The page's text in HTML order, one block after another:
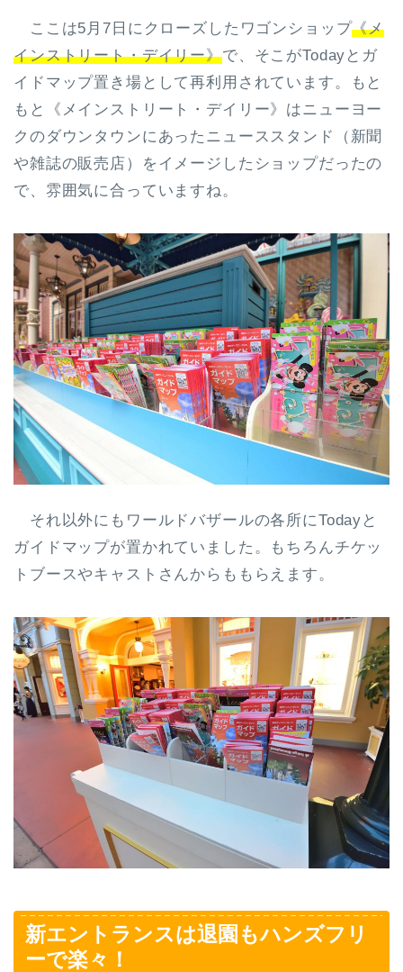
ここは5月7日にクローズしたワゴンショップ《メ
インストリート・デイリー》で、そこがTodayとガ
イドマップ置き場として再利用されています。もと
もと《メインストリート・デイリー》はニューヨー
クのダウンタウンにあったニューススタンド（新聞
や雑誌の販売店）をイメージしたショップだったの
で、雰囲気に合っていますね。
それ以外にもワールドバザールの各所にTodayと
ガイドマップが置かれていました。もちろんチケッ
トブースやキャストさんからももらえます。
新エントランスは退園もハンズフリ
ーで楽々！